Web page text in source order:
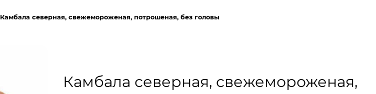
Камбала северная, свежемороженая, потрошеная, без головы
Камбала северная, свежемороженая,